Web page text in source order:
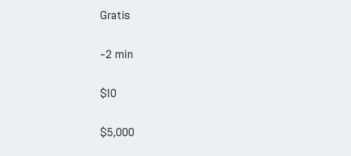
Gratis
~2 min
$10
$5,000